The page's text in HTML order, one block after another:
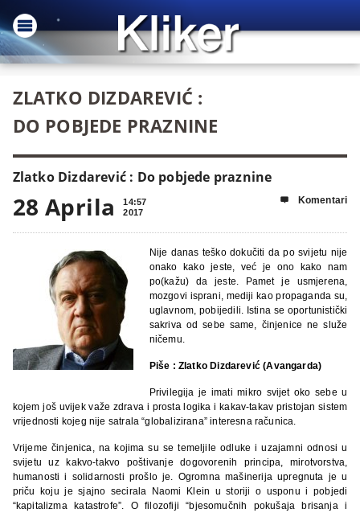
ZLATKO DIZDAREVIĆ :
DO POBJEDE PRAZNINE
Zlatko Dizdarević : Do pobjede praznine
28 Aprila
14:57
2017
 Komentari
Nije danas teško dokučiti da po svijetu nije
onako kako jeste, već je ono kako nam
po(kažu) da jeste. Pamet je usmjerena,
mozgovi isprani, mediji kao propaganda su,
uglavnom, pobijedili. Istina se oportunistički
sakriva od sebe same, činjenice ne služe
ničemu.
Piše : Zlatko Dizdarević (Avangarda)
Privilegija je imati mikro svijet oko sebe u
kojem još uvijek važe zdrava i prosta logika i kakav-takav pristojan sistem
vrijednosti kojeg nije satrala “globalizirana” interesna računica.
Vrijeme činjenica, na kojima su se temeljile odluke i uzajamni odnosi u
svijetu uz kakvo-takvo poštivanje dogovorenih principa, mirotvorstva,
humanosti i solidarnosti prošlo je. Ogromna mašinerija upregnuta je u
priču koju je sjajno secirala Naomi Klein u storiji o usponu i pobjedi
“kapitalizma katastrofe”. O filozofiji “bjesomučnih pokušaja brisanja i